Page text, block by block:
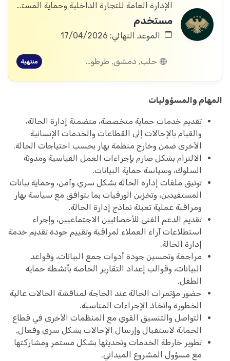
الإدارة العامة للتجارة الداخلية وحماية المستهلك
مستخدم
الموعد النهائي: 17/04/2026
حلب, دمشق, طرطوس, ديرالزور, درعا, القنيطرة, اللاذقية, الرقة, الحسكة منتهية
المهام والمسؤوليات
تقديم خدمات حماية متخصصة، متضمنة إدارة الحالة،
والقيام بالإحالات إلى القطاعات والخدمات الإنسانية
الأخرى ضمن وخارج منظمة بهار بحسب احتياجات الحالة.
الالتزام بشكل صارم بإجراءات العمل القياسية ومدونة
السلوك، وسياسة حماية البيانات.
توثيق ملفات إدارة الحالة بشكل سري وآمن، وحماية بيانات
المستفيدين، وتخزين الورقيات بما يتوافق مع سياسة بهار
ومراقبة عملية تعبئة نماذج إدارة الحالة.
تقديم الدعم الفني للأخصائيين الاجتماعيين، وإجراء
استطلاعات آراء العملاء لمراقبة وتقييم جودة تقديم خدمة
إدارة الحالة.
مراجعة وتحسين جودة أدوات جمع البيانات، وقواعد
البيانات، وقوالب إعداد التقارير الخاصة بأنشطة حماية
الطفل.
حضور مؤتمرات الحالة عند الحاجة لمناقشة الحالات عالية
الخطورة واتخاذ الإجراءات المناسبة.
التواصل والتنسيق القوي مع المنظمات الأخرى في قطاع
الحماية لاستقبال وإرسال الإحالات بشكل سري وفعال.
تطوير خارطة الخدمات وتحديثها بشكل مستمر ومشاركتها
مع مسؤول المشروع الميداني.